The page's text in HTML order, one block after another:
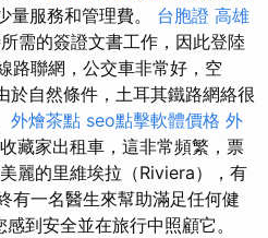
量服務和管理費。 台胞證 高雄
需的簽證文書工作，因此登陸
路聯網，公交車非常好，空
於自然條件，土耳其鐵路網絡很
外燴茶點 seo點擊軟體價格 外
藏家出租車，這非常頻繁，票
麗的里維埃拉（Riviera），有
有一名醫生來幫助滿足任何健
到安全並在旅行中照顧它。